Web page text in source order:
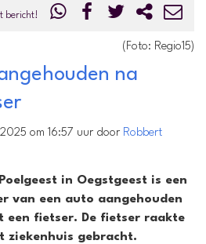
bericht!
(Foto: Regio15)
na
om 16:57 uur door Robbert
in Oegstgeest is een
van een auto aangehouden
een fietser. De fietser raakte
ziekenhuis gebracht.